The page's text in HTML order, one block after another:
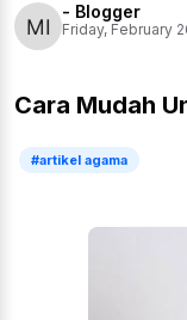
- Blogger
Friday, February
Cara Mudah
#artikel agama